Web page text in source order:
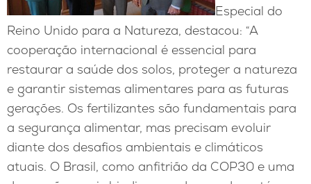
Especial do
Reino Unido para a Natureza, destacou: “A
cooperação internacional é essencial para
restaurar a saúde dos solos, proteger a natureza
e garantir sistemas alimentares para as futuras
gerações. Os fertilizantes são fundamentais para
a segurança alimentar, mas precisam evoluir
diante dos desafios ambientais e climáticos
atuais. O Brasil, como anfitrião da COP30 e uma